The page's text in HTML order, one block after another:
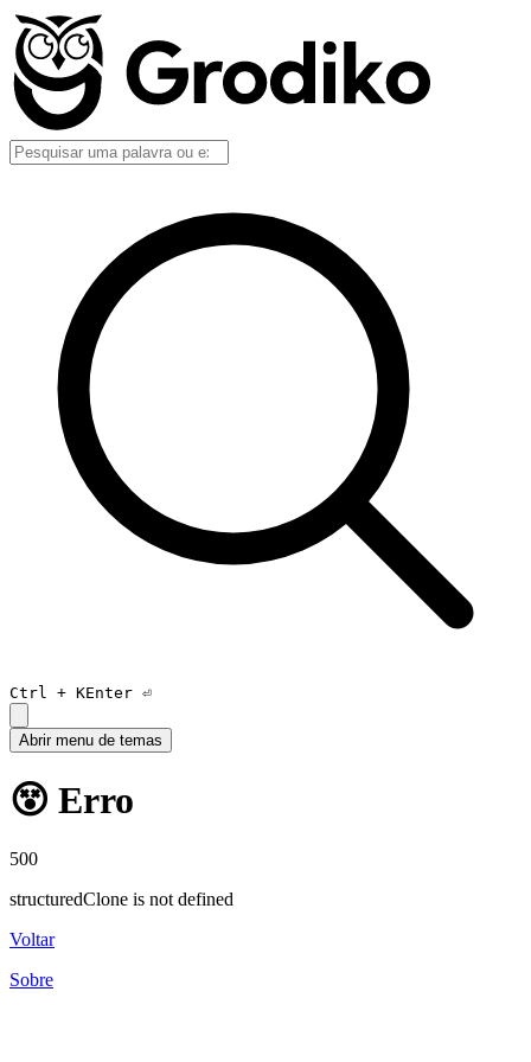
Ctrl + KEnter ⏎
Abrir menu de temas
😵 Erro
500
structuredClone is not defined
Voltar
Sobre